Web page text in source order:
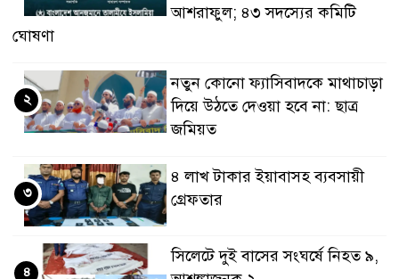
আশরাফুল; ৪৩ সদস্যের কমিটি
ঘোষণা
নতুন কোনো ফ্যাসিবাদকে মাথাচাড়া
দিয়ে উঠতে দেওয়া হবে না: ছাত্র
জমিয়ত
২
৪ লাখ টাকার ইয়াবাসহ ব্যবসায়ী
গ্রেফতার
৩
সিলেটে দুই বাসের সংঘর্ষে নিহত ৯,
৪